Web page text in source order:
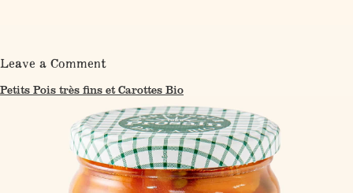
Leave a Commenton
Pois
extra-
fins
Bio
Petits Pois très fins et Carottes Bio